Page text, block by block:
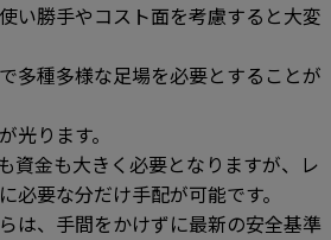
い勝手やコスト面を考慮すると大変
多種多様な足場を必要とすることが
光ります。
資金も大きく必要となりますが、レ
必要な分だけ手配が可能です。
は、手間をかけずに最新の安全基準